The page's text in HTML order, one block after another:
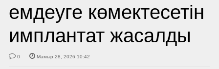
емдеуге көмектесетін
имплантат жасалды
0 Мамыр 28, 2026 10:42